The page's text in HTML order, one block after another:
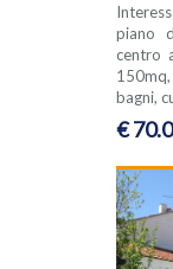
piano
centro
bagni,
€